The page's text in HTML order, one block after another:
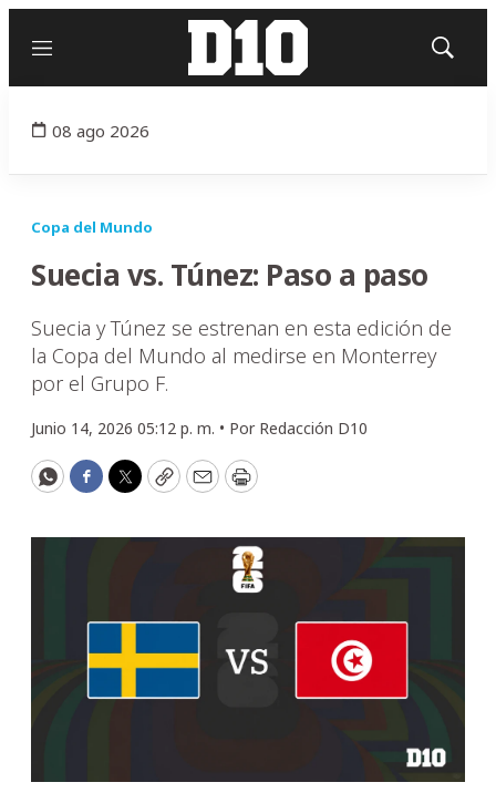
Menú
Mostrar
08 ago 2026
Copa del Mundo
Suecia vs. Túnez: Paso a paso
Suecia y Túnez se estrenan en esta edición de
la Copa del Mundo al medirse en Monterrey
por el Grupo F.
Junio 14, 2026 05:12 p. m. • Por Redacción D10
WhatsApp
Facebook
Twitter
CopyEmailPrint